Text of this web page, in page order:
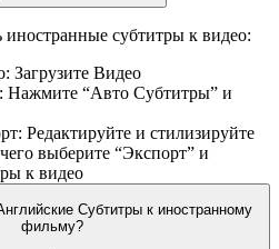
субтитры к видео:
Загрузите Видео
Нажмите “Авто Субтитры” и
Редактируйте и стилизируйте
выберите “Экспорт” и
к видео
Субтитры к иностранному
фильму?